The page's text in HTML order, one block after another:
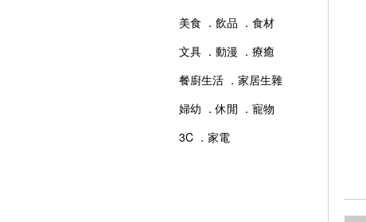
美食 ．飲品 ．食材
文具 ．動漫 ．療癒
餐廚生活 ．家居生雜
婦幼 ．休閒 ．寵物
3C ．家電